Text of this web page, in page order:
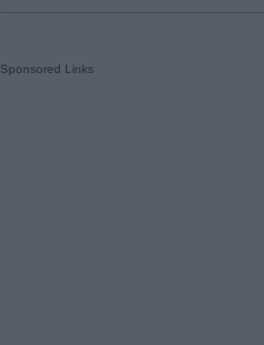
Sponsored Links